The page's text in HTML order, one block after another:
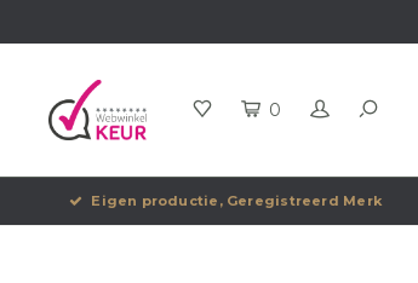
0
Eigen productie, Geregistreerd Merk